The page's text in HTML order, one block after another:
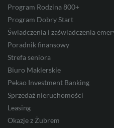
Program Rodzina 800+
Program Dobry Start
Świadczenia i zaświadczenia
Poradnik finansowy
Strefa seniora
Biuro Maklerskie
Pekao Investment Banking
Sprzedaż nieruchomości
Leasing
Okazje z Żubrem